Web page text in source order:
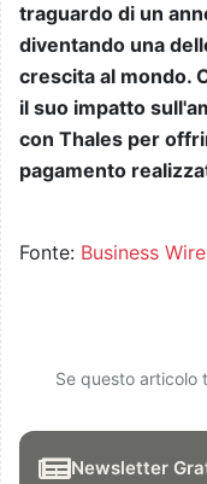
traguardo di un
diventando una
crescita al mondo.
il suo impatto
con Thales per
pagamento
Fonte: Business Wire
Se questo articolo
Newsletter